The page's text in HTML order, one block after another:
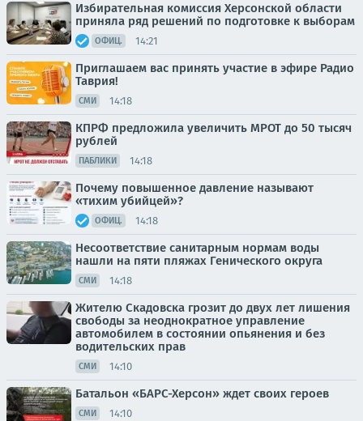
Избирательная комиссия Херсонской области
приняла ряд решений по подготовке к выборам
ОФИЦ. 14:21
Приглашаем вас принять участие в эфире Радио
Таврия!
СМИ 14:18
КПРФ предложила увеличить МРОТ до 50 тысяч
рублей
ПАБЛИКИ 14:18
Почему повышенное давление называют
«тихим убийцей»?
ОФИЦ. 14:18
Несоответствие санитарным нормам воды
нашли на пяти пляжах Генического округа
СМИ 14:18
Жителю Скадовска грозит до двух лет лишения
свободы за неоднократное управление
автомобилем в состоянии опьянения и без
водительских прав
СМИ 14:10
Батальон «БАРС-Херсон» ждет своих героев
СМИ 14:10